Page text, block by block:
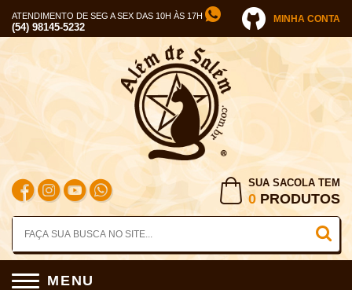
ATENDIMENTO DE SEG A SEX DAS 10H ÀS 17H
(54) 98145-5232
MINHA CONTA
SUA SACOLA TEM
0 PRODUTOS
MENU